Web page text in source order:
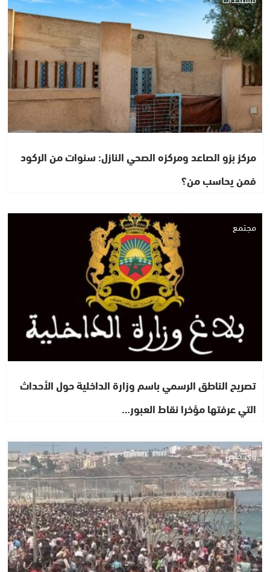
مركز بزو الصاعد ومركزه الصحي النازل: سنوات من الركود
فمن يحاسب من؟
مجتمع
تصريح الناطق الرسمي باسم وزارة الداخلية حول الأحداث
التي عرفتها مؤخرا نقاط العبور…
رأي خاص